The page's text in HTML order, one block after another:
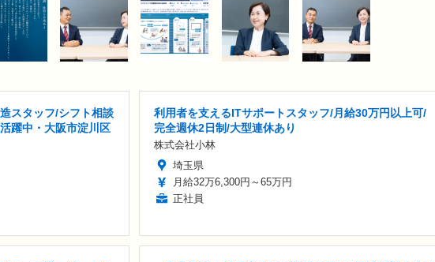
スタッフ/シフト相談
躍中・大阪市淀川区
利用者を支えるITサポートスタッフ/月給30万円以上可/
完全週休2日制/大型連休あり
株式会社小林
埼玉県
月給32万6,300円～65万円
正社員